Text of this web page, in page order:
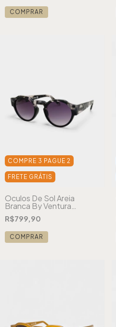
COMPRAR
COMPRE 3 PAGUE 2
FRETE GRÁTIS
Óculos De Sol Areia
Branca By Ventura
London Tartaruga
R$799,90
COMPRAR